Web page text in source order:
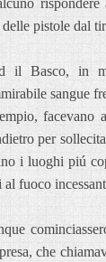
delle pistole dal
il Basco, in
sangue
facevano
per
i luoghi piú
fuoco
che